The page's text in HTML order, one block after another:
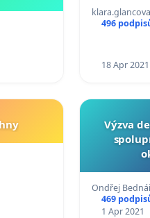
496
18 Apr 2021
Výzva
Ondřej
469
1 Apr 2021